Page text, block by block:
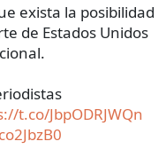
exista la posibilidad
de Estados Unidos
t.co/JbpODRJWQn